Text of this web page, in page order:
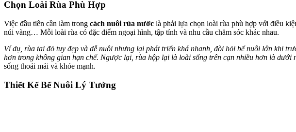
Chọn Loài Rùa Phù Hợp
Việc đầu tiên cần làm trong cách nuôi rùa nước là phải lựa chọn loài rùa phù hợp với điều
núi vàng… Mỗi loài rùa có đặc điểm ngoại hình, tập tính và nhu cầu chăm sóc khác nhau.
Ví dụ, rùa tai đỏ tuy đẹp và dễ nuôi nhưng lại phát triển khá nhanh, đòi hỏi bể nuôi lớn khi
hơn trong không gian hạn chế. Ngược lại, rùa hộp lại là loài sống trên cạn nhiều hơn là dưới
sống thoải mái và khỏe mạnh.
Thiết Kế Bể Nuôi Lý Tưởng